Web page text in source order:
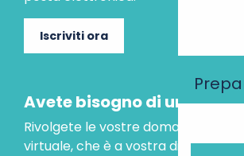
Iscriviti ora
Avete bisogno di un
Rivolgete le vostre domande al
virtuale, che è a vostra